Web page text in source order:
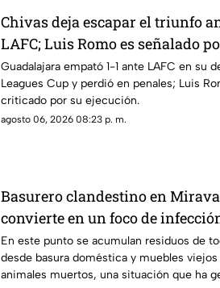
Chivas deja escapar el triunfo
LAFC; Luis Romo es señalado
cobro en penales
Guadalajara empató 1-1 ante LAFC en su
Leagues Cup y perdió en penales; Luis
criticado por su ejecución.
agosto 06, 2026 08:23 p. m.
Basurero clandestino en
convierte en un foco de
acumulación de residuos.
En este punto se acumulan residuos de
desde basura doméstica y muebles viejos
animales muertos, una situación que ha